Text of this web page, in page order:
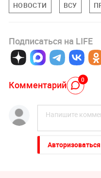
НОВОСТИ ВСУ
Подписаться на LIFE
Комментарий 0
Авторизоваться